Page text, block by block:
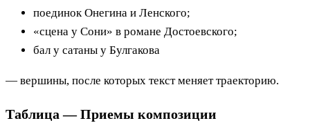
поединок Онегина и Ленского;
«сцена у Сони» в романе Достоевского;
бал у сатаны у Булгакова
— вершины, после которых текст меняет траекторию.
Таблица — Приемы композиции